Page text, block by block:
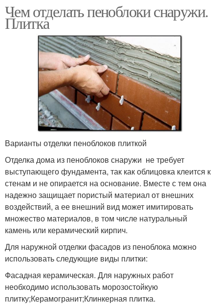
Чем отделать пеноблоки снаружи.
Плитка
Варианты отделки пеноблоков плиткой
Отделка дома из пеноблоков снаружи не требует
выступающего фундамента, так как облицовка клеится к
стенам и не опирается на основание. Вместе с тем она
надежно защищает пористый материал от внешних
воздействий, а ее внешний вид может имитировать
множество материалов, в том числе натуральный
камень или керамический кирпич.
Для наружной отделки фасадов из пеноблока можно
использовать следующие виды плитки:
Фасадная керамическая. Для наружных работ
необходимо использовать морозостойкую
плитку;Керамогранит;Клинкерная плитка.